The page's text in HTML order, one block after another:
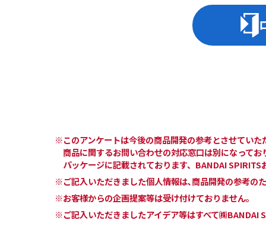
※このアンケートは今後の商品開発の参考とさせていた
商品に関するお問い合わせの対応窓口は別になってお
パッケージに記載されております、BANDAI
※ご記入いただきました個人情報は､商品開発の参考の
※お客様からの企画提案等は受け付けておりません。
※ご記入いただきましたアイデア等はすべて㈱BANDAI